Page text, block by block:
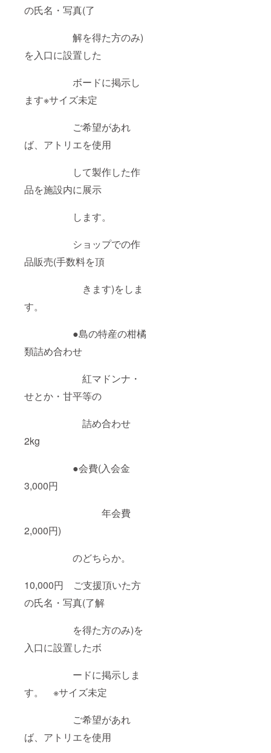
の氏名・写真(了
解を得た方のみ)
を入口に設置した
ボードに掲示し
ます※サイズ未定
ご希望があれ
ば、アトリエを使用
して製作した作
品を施設内に展示
します。
ショップでの作
品販売(手数料を頂
きます)をしま
す。
●島の特産の柑橘
類詰め合わせ
紅マドンナ・
せとか・甘平等の
詰め合わせ
2kg
●会費(入会金
3,000円
年会費
2,000円)
のどちらか。
10,000円 ご支援頂いた方
の氏名・写真(了解
を得た方のみ)を
入口に設置したボ
ードに掲示しま
す。 ※サイズ未定
ご希望があれ
ば、アトリエを使用